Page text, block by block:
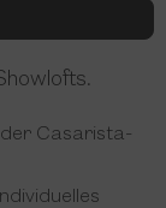
Casarista-